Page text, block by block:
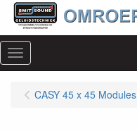
Menu
CASY 45 x 45 Modules